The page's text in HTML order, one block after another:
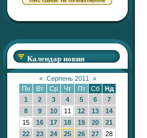
Календар новин
« Серпень 2011
»
Пн
Вт Ср Чт Пт Сб
Нд
1
2 3 4 5 6
7
8
9 10 11 12 13
14
15
16 17 18 19 20
21
22
23 24 25 26 27
28